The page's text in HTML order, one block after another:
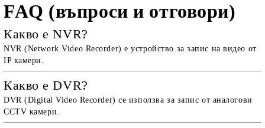
FAQ (въпроси и отговори)
Какво е NVR?
NVR (Network Video Recorder) е устройство за запис на видео от
IP камери.
Какво е DVR?
DVR (Digital Video Recorder) се използва за запис от аналогови
CCTV камери.